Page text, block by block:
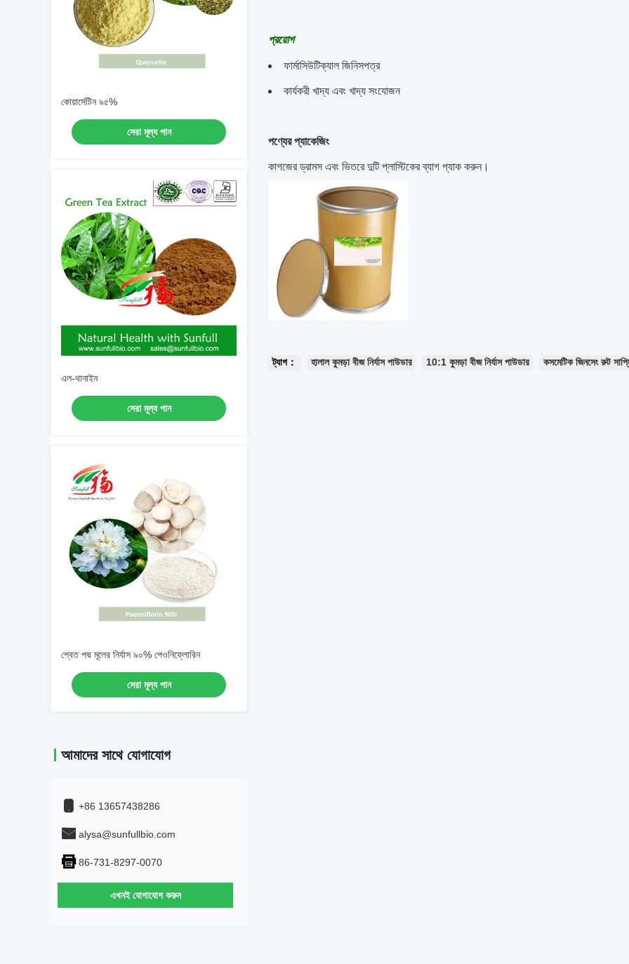
কোয়ার্সেটিন ৯৫%
সেরা মূল্য পান
এল-থানাইন
সেরা মূল্য পান
শ্বেত পদ্ম মূলের নির্যাস ৯০% পেওনিফ্লোরিন
সেরা মূল্য পান
আমাদের সাথে যোগাযোগ
+86 13657438286
alysa@sunfullbio.com
86-731-8297-0070
এখনই যোগাযোগ করুন
প্রয়োগ
ফার্মাসিউটিক্যাল জিনিসপত্র
কার্যকরী খাদ্য এবং খাদ্য সংযোজন
পণ্যের প্যাকেজিং
কাগজের ড্রামস এবং ভিতরে দুটি প্লাস্টিকের ব্যাগ প্যাক করুন।
ট্যাগ： হালাল কুমড়া বীজ নির্যাস পাউডার 10:1 কুমড়া বীজ নির্যাস পাউডার কসমেটিক জিনসেং রুট